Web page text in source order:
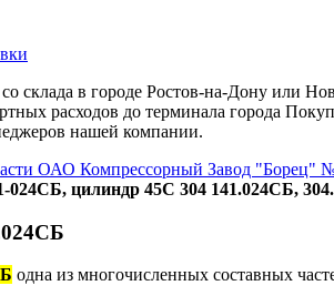
склада в городе Ростов-на-Дону или
расходов до терминала города
нашей компании.
ОАО Компрессорный Завод "Борец"
024СБ, цилиндр 45С 304 141.024СБ,
одна из многочисленных составных